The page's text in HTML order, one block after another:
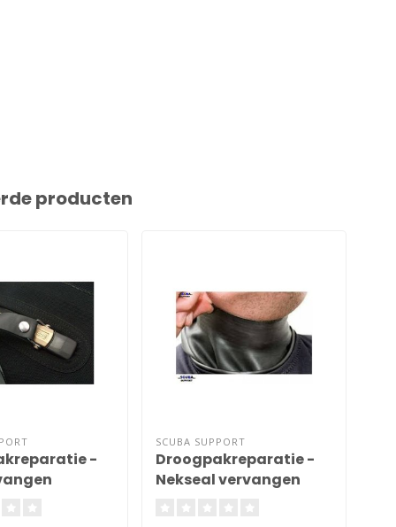
producten
-
SCUBA SUPPORT
Droogpakreparatie -
Nekseal vervangen